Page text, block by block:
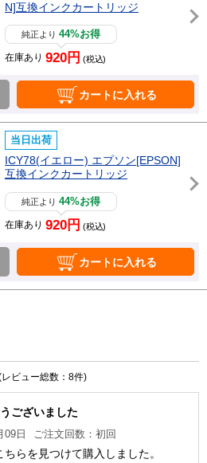
N]互換インクカートリッジ
純正より44%お得
在庫あり 920円 (税込)
カートに入れる
当日出荷
ICY78(イエロー) エプソン[EPSON]
互換インクカートリッジ
純正より44%お得
在庫あり 920円 (税込)
カートに入れる
レビュー総数：8件)
ございました
09日 ご注文回数：初回
らを見つけて購入しました。